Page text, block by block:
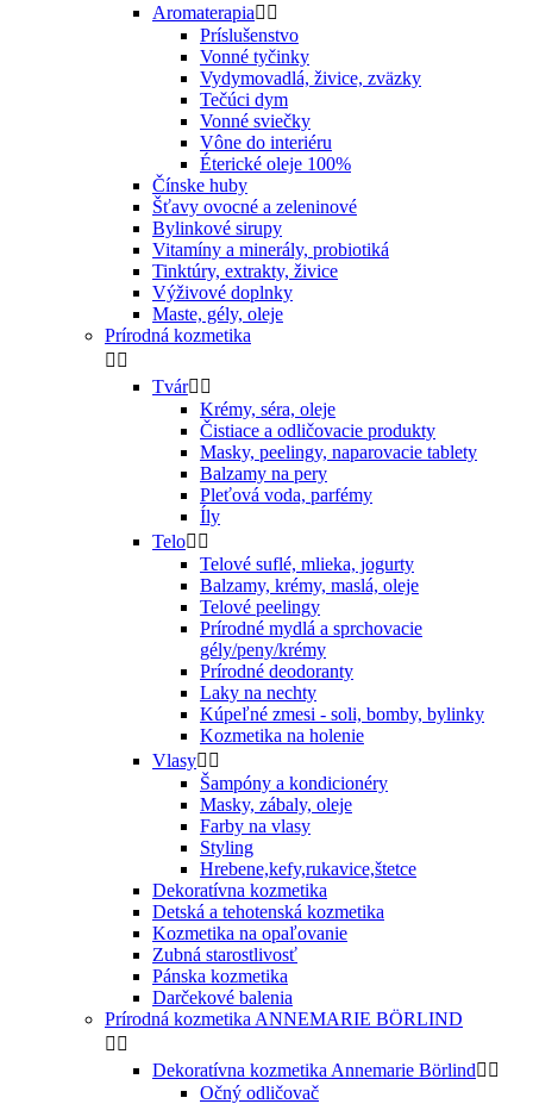
Aromaterapia 
Príslušenstvo
Vonné tyčinky
Vydymovadlá, živice, zväzky
Tečúci dym
Vonné sviečky
Vône do interiéru
Éterické oleje 100%
Čínske huby
Šťavy ovocné a zeleninové
Bylinkové sirupy
Vitamíny a minerály, probiotiká
Tinktúry, extrakty, živice
Výživové doplnky
Maste, gély, oleje
Prírodná kozmetika
 
Tvár 
Krémy, séra, oleje
Čistiace a odličovacie produkty
Masky, peelingy, naparovacie tablety
Balzamy na pery
Pleťová voda, parfémy
Íly
Telo 
Telové suflé, mlieka, jogurty
Balzamy, krémy, maslá, oleje
Telové peelingy
Prírodné mydlá a sprchovacie
gély/peny/krémy
Prírodné deodoranty
Laky na nechty
Kúpeľné zmesi - soli, bomby, bylinky
Kozmetika na holenie
Vlasy 
Šampóny a kondicionéry
Masky, zábaly, oleje
Farby na vlasy
Styling
Hrebene,kefy,rukavice,štetce
Dekoratívna kozmetika
Detská a tehotenská kozmetika
Kozmetika na opaľovanie
Zubná starostlivosť
Pánska kozmetika
Darčekové balenia
Prírodná kozmetika ANNEMARIE BÖRLIND
 
Dekoratívna kozmetika Annemarie Börlind 
Očný odličovač